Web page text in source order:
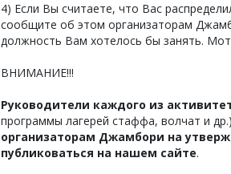
4) Если Вы считаете, что Вас
сообщите об этом организаторам
должность Вам хотелось бы занять.
ВНИМАНИЕ!!!
Руководители каждого из
программы лагерей стаффа, волчат и др.)
организаторам Джамбори на
публиковаться на нашем сайте.